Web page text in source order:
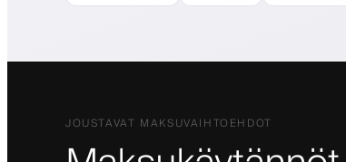
JOUSTAVAT MAKSUVAIHTOEHDOT